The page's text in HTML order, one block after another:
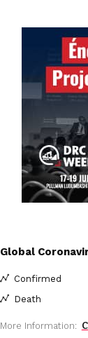
Global
Confirmed
Death
More Information: